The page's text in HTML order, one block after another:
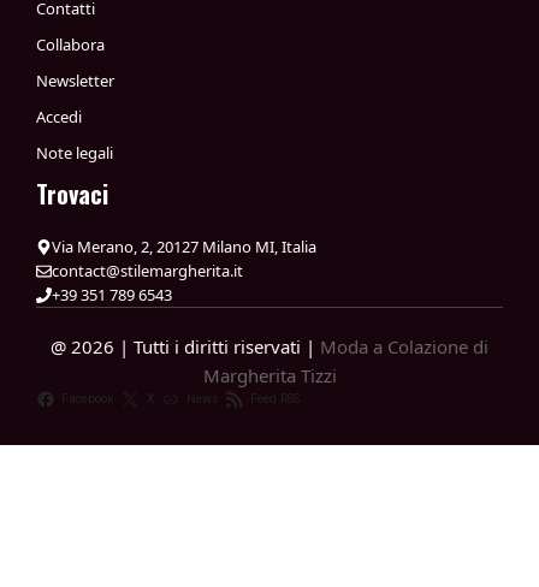
Contatti
Collabora
Newsletter
Accedi
Note legali
Trovaci
Via Merano, 2, 20127 Milano MI, Italia
contact@stilemargherita.it
+39 351 789 6543
@ 2026 | Tutti i diritti riservati | Moda a Colazione di
Margherita Tizzi
Facebook X News Feed RSS